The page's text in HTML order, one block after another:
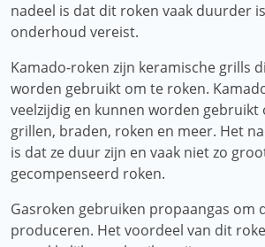
nadeel is dat dit roken vaak duurder
onderhoud vereist.
Kamado-roken zijn keramische grills
worden gebruikt om te roken.
veelzijdig en kunnen worden gebruikt
grillen, braden, roken en meer. Het
is dat ze duur zijn en vaak niet zo
gecompenseerd roken.
Gasroken gebruiken propaangas om
produceren. Het voordeel van dit